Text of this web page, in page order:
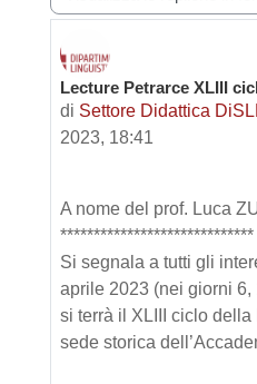
Lecture Petrarce XLIII
di Settore Didattica
2023, 18:41
Numero di risposte: 0
A nome del prof. Luca
*****************************
Si segnala a tutti gli
aprile 2023 (nei giorni 6,
si terrà il XLIII ciclo
sede storica